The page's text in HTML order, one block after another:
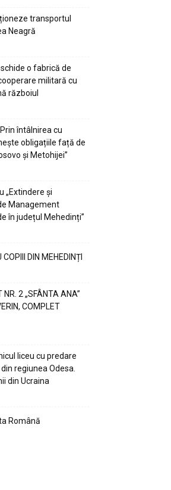
transportul
Neagră
o fabrică de
militară cu
războiul
întâlnirea cu
obligațiile față de
și Metohijei”
„Extindere și
Management
în județul Mehedinți”
DIN MEHEDINȚI
2 „SFÂNTA ANA”
COMPLET
liceu cu predare
regiunea Odesa.
din Ucraina
Română